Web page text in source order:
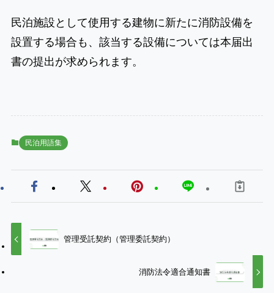
民泊施設として使用する建物に新たに消防設備を
設置する場合も、該当する設備については本届出
書の提出が求められます。
民泊用語集
管理受託契約（管理委託契約）
消防法令適合通知書